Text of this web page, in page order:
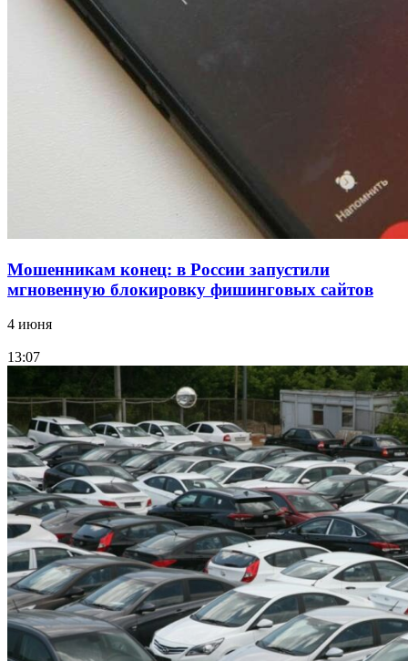
парке прошёл фестиваль „Арбузный переполох“
Волгоградские компании нарастили экспорт:
заключены контракты на 3,6 млн долларов
Мошенникам конец: в России запустили
мгновенную блокировку фишинговых сайтов
4 июня
13:07